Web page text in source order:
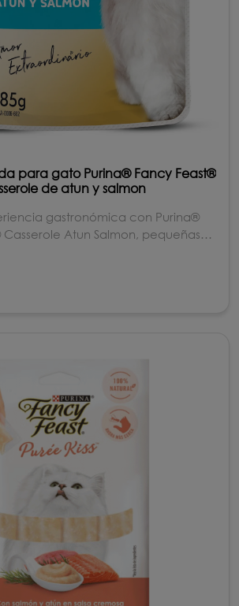
para gato Purina® Fancy Feast®
de atun y salmon
gastronómica con Purina®
Casserole Atun Salmon, pequeñas